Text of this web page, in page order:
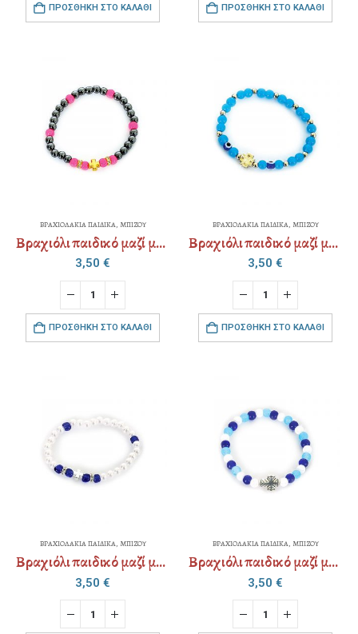
ΠΡΟΣΘΉΚΗ ΣΤΟ ΚΑΛΆΘΙ ΠΡΟΣΘΉΚΗ ΣΤΟ ΚΑΛΆΘΙ
ΒΡΑΧΙΟΛΑΚΙΑ ΠΑΙΔΙΚΑ, ΜΠΙΖΟΥ
Βραχιόλι παιδικό μαζί με χάρτινη παιδική συσκευασία
3,50 €
ΠΡΟΣΘΉΚΗ ΣΤΟ ΚΑΛΆΘΙ
ΒΡΑΧΙΟΛΑΚΙΑ ΠΑΙΔΙΚΑ, ΜΠΙΖΟΥ
Βραχιόλι παιδικό μαζί με χάρτινη παιδική συσκευασία
3,50 €
ΠΡΟΣΘΉΚΗ ΣΤΟ ΚΑΛΆΘΙ
ΒΡΑΧΙΟΛΑΚΙΑ ΠΑΙΔΙΚΑ, ΜΠΙΖΟΥ
Βραχιόλι παιδικό μαζί με χάρτινη παιδική συσκευασία
3,50 €
ΒΡΑΧΙΟΛΑΚΙΑ ΠΑΙΔΙΚΑ, ΜΠΙΖΟΥ
Βραχιόλι παιδικό μαζί με χάρτινη παιδική συσκευασία
3,50 €